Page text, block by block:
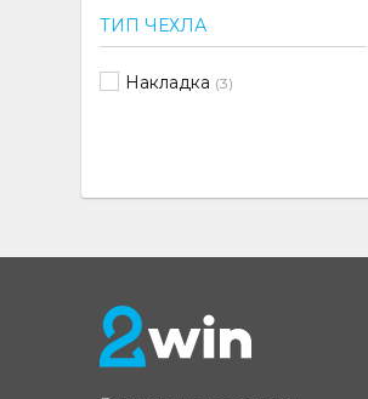
ТИП ЧЕХЛА
Накладка (3)